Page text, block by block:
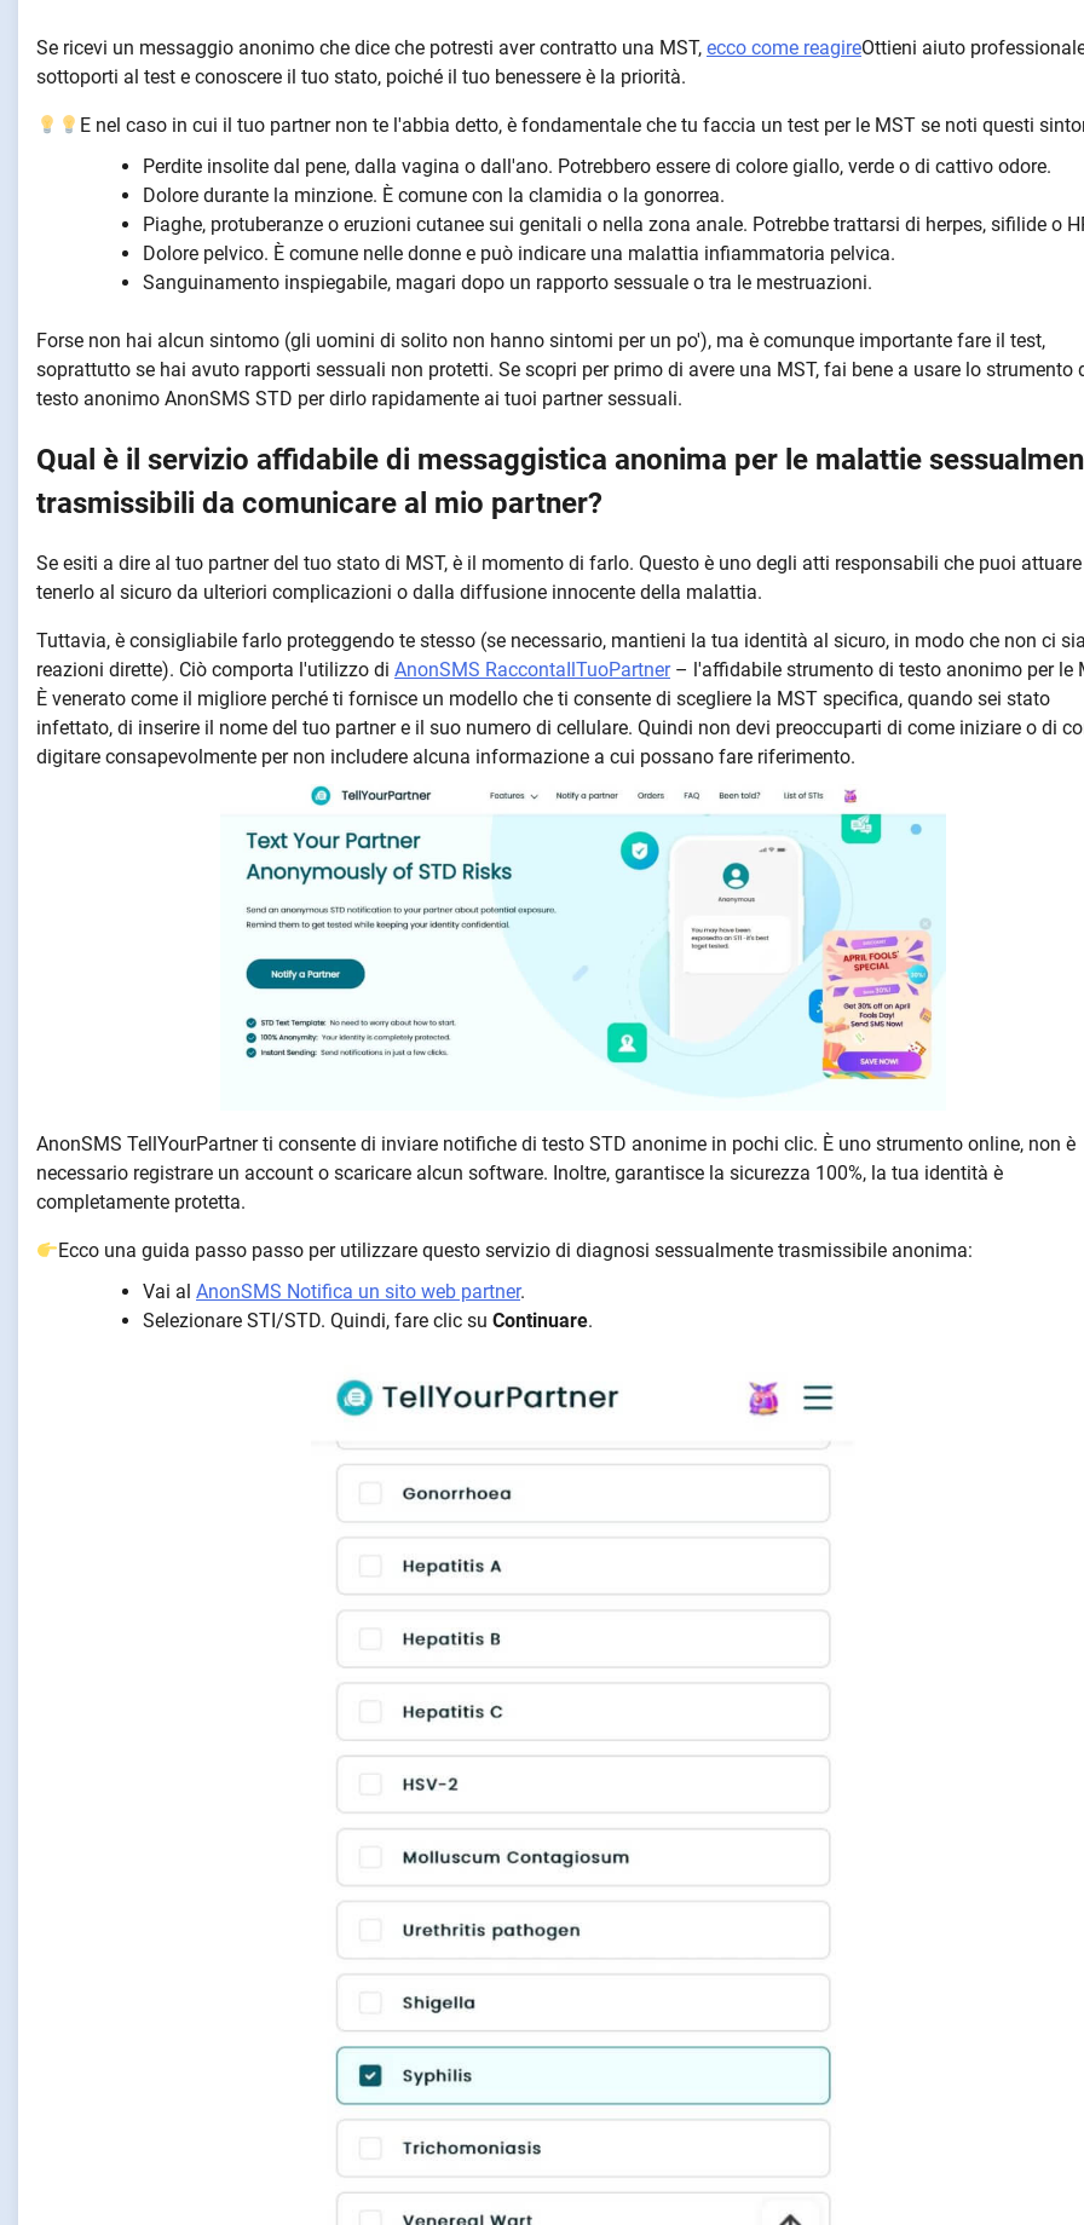
Se ricevi un messaggio anonimo che dice che potresti aver contratto una MST, ecco come reagireOttieni aiuto
sottoporti al test e conoscere il tuo stato, poiché il tuo benessere è la priorità.
E nel caso in cui il tuo partner non te l'abbia detto, è fondamentale che tu faccia un test per le MST se noti questi
Perdite insolite dal pene, dalla vagina o dall'ano. Potrebbero essere di colore giallo, verde o di cattivo odore.
Dolore durante la minzione. È comune con la clamidia o la gonorrea.
Piaghe, protuberanze o eruzioni cutanee sui genitali o nella zona anale. Potrebbe trattarsi di herpes, sifilide o
Dolore pelvico. È comune nelle donne e può indicare una malattia infiammatoria pelvica.
Sanguinamento inspiegabile, magari dopo un rapporto sessuale o tra le mestruazioni.
Forse non hai alcun sintomo (gli uomini di solito non hanno sintomi per un po'), ma è comunque importante fare il test,
soprattutto se hai avuto rapporti sessuali non protetti. Se scopri per primo di avere una MST, fai bene a usare lo strumento
testo anonimo AnonSMS STD per dirlo rapidamente ai tuoi partner sessuali.
Qual è il servizio affidabile di messaggistica anonima per le malattie
trasmissibili da comunicare al mio partner?
Se esiti a dire al tuo partner del tuo stato di MST, è il momento di farlo. Questo è uno degli atti responsabili che puoi
tenerlo al sicuro da ulteriori complicazioni o dalla diffusione innocente della malattia.
Tuttavia, è consigliabile farlo proteggendo te stesso (se necessario, mantieni la tua identità al sicuro, in modo che non ci
reazioni dirette). Ciò comporta l'utilizzo di AnonSMS RaccontaIlTuoPartner– l'affidabile strumento di testo anonimo per le
È venerato come il migliore perché ti fornisce un modello che ti consente di scegliere la MST specifica, quando sei stato
infettato, di inserire il nome del tuo partner e il suo numero di cellulare. Quindi non devi preoccuparti di come iniziare o di
digitare consapevolmente per non includere alcuna informazione a cui possano fare riferimento.
AnonSMS TellYourPartner ti consente di inviare notifiche di testo STD anonime in pochi clic. È uno strumento online, non è
necessario registrare un account o scaricare alcun software. Inoltre, garantisce la sicurezza 100%, la tua identità è
completamente protetta.
Ecco una guida passo passo per utilizzare questo servizio di diagnosi sessualmente trasmissibile anonima:
Vai al AnonSMS Notifica un sito web partner.
Selezionare STI/STD. Quindi, fare clic su Continuare.